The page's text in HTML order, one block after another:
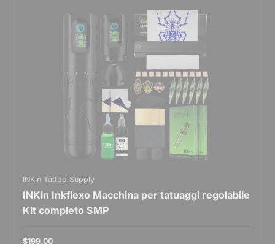
INKin Tattoo Supply
INKin Inkflexo Macchina per tatuaggi regolabile
Kit completo SMP
$199.00